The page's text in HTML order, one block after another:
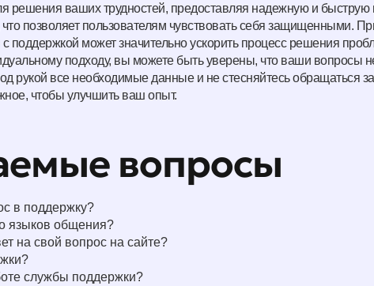
решения ваших трудностей, предоставляя надежную и быструю
позволяет пользователям чувствовать себя защищенными.
поддержкой может значительно ускорить процесс решения
подходу, вы можете быть уверены, что ваши вопросы
рукой все необходимые данные и не стесняйтесь обращаться
чтобы улучшить ваш опыт.
вопросы
в поддержку?
языков общения?
на свой вопрос на сайте?
службы поддержки?